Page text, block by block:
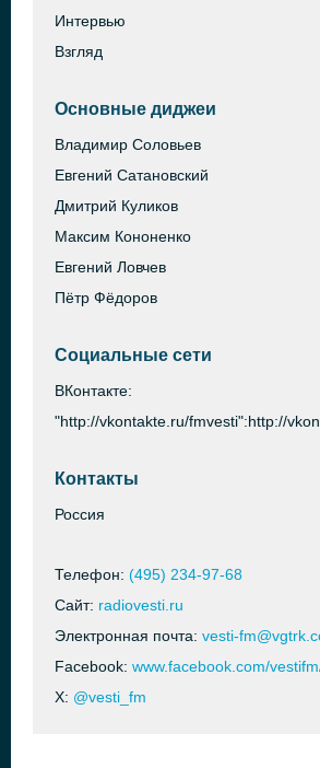
Интервью
Взгляд
Основные диджеи
Владимир Соловьев
Евгений Сатановский
Дмитрий Куликов
Максим Кононенко
Евгений Ловчев
Пётр Фёдоров
Социальные сети
ВКонтакте:
"http://vkontakte.ru/fmvesti":http://
Контакты
Россия
Телефон: (495) 234-97-68
Сайт: radiovesti.ru
Электронная почта: vesti-
Facebook: www.facebook.com/
X: @vesti_fm